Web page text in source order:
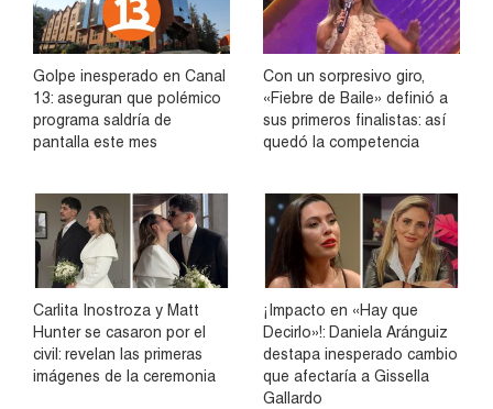
Golpe inesperado en Canal
13: aseguran que polémico
programa saldría de
pantalla este mes
Con un sorpresivo giro,
«Fiebre de Baile» definió a
sus primeros finalistas: así
quedó la competencia
Carlita Inostroza y Matt
Hunter se casaron por el
civil: revelan las primeras
imágenes de la ceremonia
¡Impacto en «Hay que
Decirlo»!: Daniela Aránguiz
destapa inesperado cambio
que afectaría a Gissella
Gallardo